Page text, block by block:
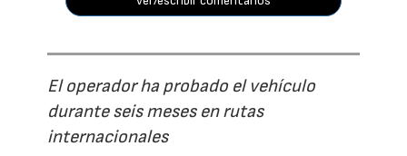
El operador ha probado el vehículo
durante seis meses en rutas
internacionales